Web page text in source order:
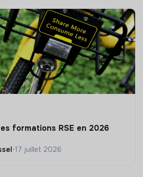
formations RSE en 2026
•17 juillet 2026